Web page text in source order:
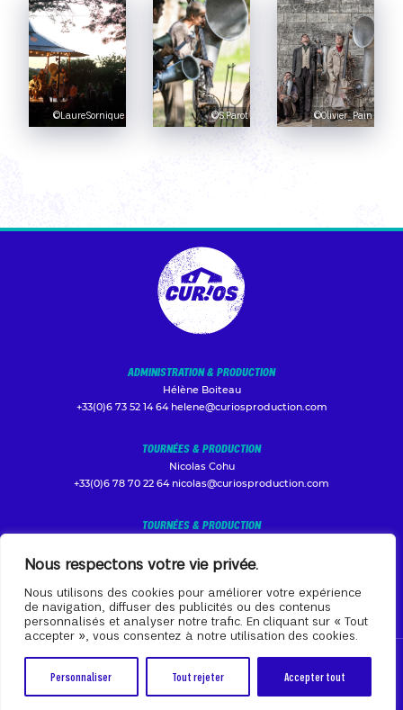
Nous respectons votre vie privée.
Nous utilisons des cookies pour améliorer votre expérience
de navigation, diffuser des publicités ou des contenus
personnalisés et analyser notre trafic. En cliquant sur « Tout
accepter », vous consentez à notre utilisation des cookies.
Personnaliser Tout rejeter Accepter tout
©LaureSornique ©S.Parot ©Olivier_Pain
ADMINISTRATION & PRODUCTION
Hélène Boiteau
+33(0)6 73 52 14 64 helene@curiosproduction.com
TOURNÉES & PRODUCTION
Nicolas Cohu
+33(0)6 78 70 22 64 nicolas@curiosproduction.com
TOURNÉES & PRODUCTION
+33(0)6 29 56 76 38 production@curiosproduction.com
Mentions légales|Politique de confidentialité
© 2026 - Tous droits réservés - Conception design parAthome Studio